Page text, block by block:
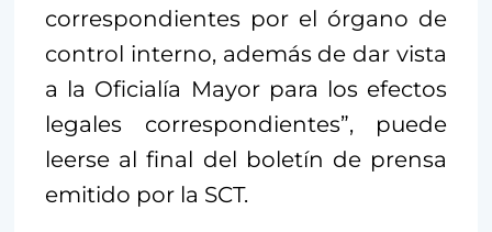
correspondientes por el órgano de
control interno, además de dar vista
a la Oficialía Mayor para los efectos
legales correspondientes”, puede
leerse al final del boletín de prensa
emitido por la SCT.